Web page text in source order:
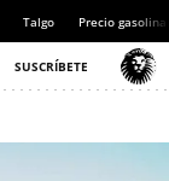
Talgo Precio gasolina